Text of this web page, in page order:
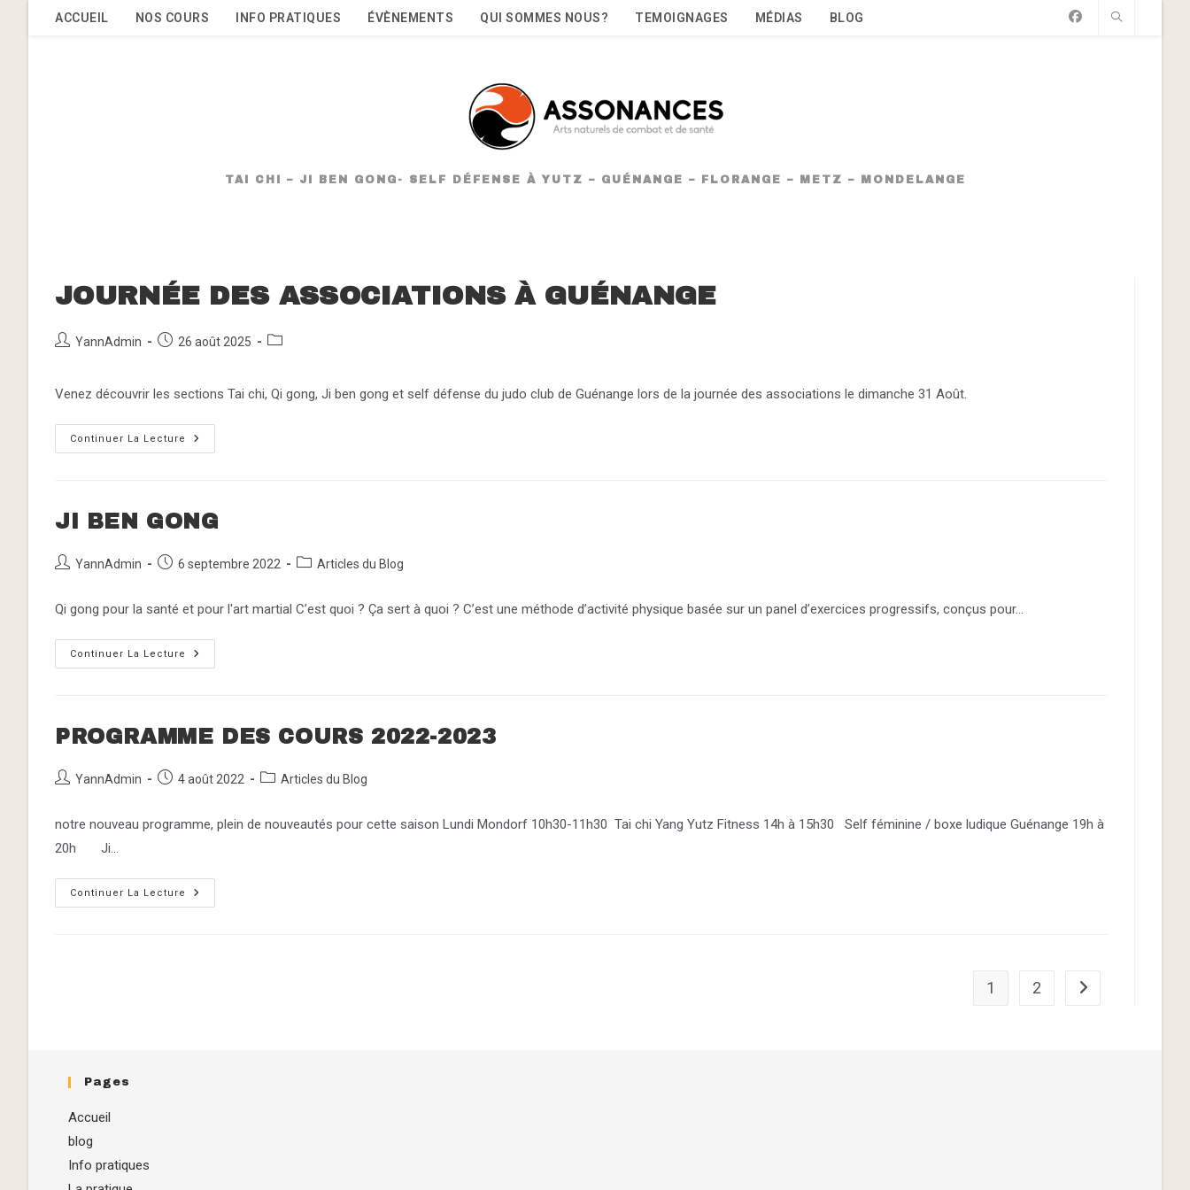
ACCUEIL NOS COURS INFO PRATIQUES ÉVÈNEMENTS QUI SOMMES NOUS? TEMOIGNAGES MÉDIAS BLOG
TAI CHI – JI BEN GONG- SELF DÉFENSE À YUTZ – GUÉNANGE – FLORANGE – METZ – MONDELANGE
JOURNÉE DES ASSOCIATIONS À GUÉNANGE
Auteur/autrice
publication :
YannAdmin
Publication
26 août 2025
Post
Venez découvrir les sections Tai chi, Qi gong, Ji ben gong et self défense du judo club de Guénange lors de la journée des associations le dimanche 31 Août.
Continuer La Lecture
Journée
Des
JI BEN GONG
Auteur/autrice
publication :
YannAdmin
Publication
6 septembre 2022
PostArticles du Blog
Qi gong pour la santé et pour l'art martial C’est quoi ? Ça sert à quoi ? C’est une méthode d’activité physique basée sur un panel d’exercices progressifs, conçus pour…
Continuer La Lecture
Ji
Ben
PROGRAMME DES COURS 2022-2023
Auteur/autrice
publication :
YannAdmin
Publication
4 août 2022
PostArticles du Blog
notre nouveau programme, plein de nouveautés pour cette saison Lundi Mondorf 10h30-11h30 Tai chi Yang Yutz Fitness 14h à 15h30 Self féminine / boxe ludique Guénange 19h à
20h Ji…
Continuer La Lecture
Programme
Des
1 2 Aller à la page
Pages
Accueil
blog
Info pratiques